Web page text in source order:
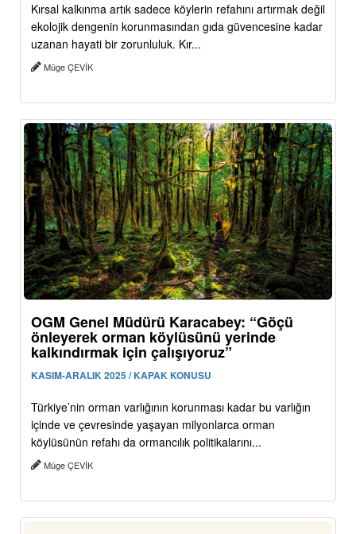
Kırsal kalkınma artık sadece köylerin refahını artırmak değil
ekolojik dengenin korunmasından gıda güvencesine kadar
uzanan hayati bir zorunluluk. Kır...
Müge ÇEVİK
OGM Genel Müdürü Karacabey: “Göçü
önleyerek orman köylüsünü yerinde
kalkındırmak için çalışıyoruz”
KASIM-ARALIK 2025 / KAPAK KONUSU
Türkiye’nin orman varlığının korunması kadar bu varlığın
içinde ve çevresinde yaşayan milyonlarca orman
köylüsünün refahı da ormancılık politikalarını...
Müge ÇEVİK